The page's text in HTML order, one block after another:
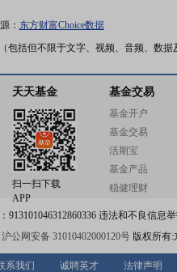
： 东方财富Choice数据
括但不限于文字、视频、音频、数